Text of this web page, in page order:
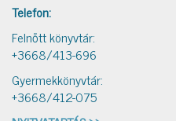
Telefon:
Felnőtt könyvtár:
+3668/413-696
Gyermekkönyvtár:
+3668/412-075